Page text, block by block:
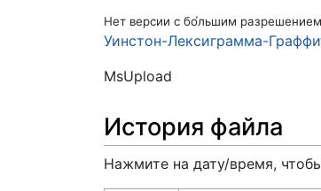
Нет версии с бо́льшим
Уинстон-Лексиграмма-
MsUpload
История файла
Нажмите на дату/время,